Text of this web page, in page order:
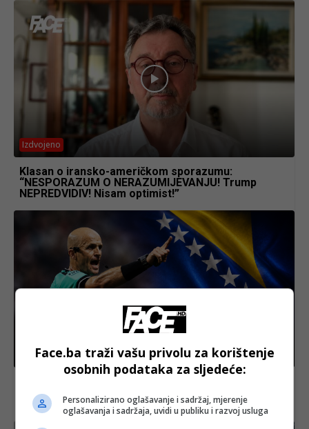
Izdvojeno
Klasan o iransko-američkom sporazumu:
“NESPORAZUM O NERAZUMIJEVANJU! Trump
NEPREDVIDIV! Nisam optimist!”
Fudbal
ponosno nosi pasoš BiH i govori bosanski jezik!
OVO JE NJEGOVA ŽIVOTNA PRIČA
Face.ba traži vašu privolu za korištenje
osobnih podataka za sljedeće:
Personalizirano oglašavanje i sadržaj, mjerenje
oglašavanja i sadržaja, uvidi u publiku i razvoj usluga